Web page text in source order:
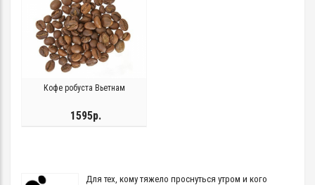
Кофе робуста Вьетнам
1595р.
Для тех, кому тяжело проснуться утром и кого